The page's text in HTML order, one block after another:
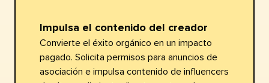
Impulsa el contenido del creador​​
Convierte el éxito orgánico en un impacto
pagado. Solicita permisos para anuncios de
asociación e impulsa contenido de influencers